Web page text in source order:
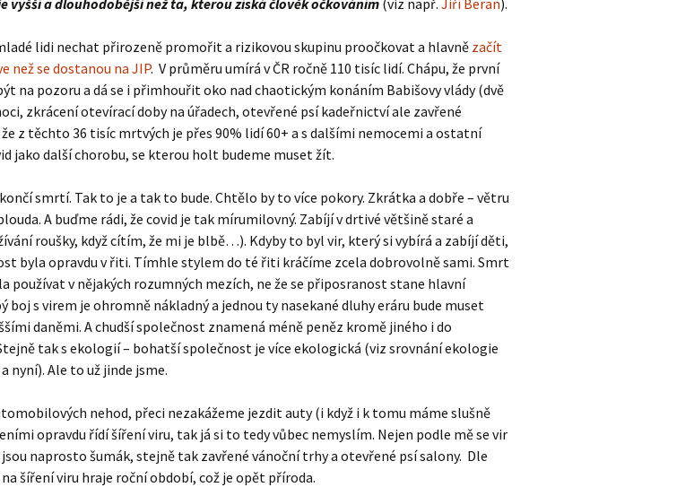
vyšší a dlouhodobější než ta, kterou získá člověk očkováním (viz např. Jiří Beran).
lidi nechat přirozeně promořit a rizikovou skupinu proočkovat a hlavně začít
než se dostanou na JIP. V průměru umírá v ČR ročně 110 tisíc lidí. Chápu, že první
na pozoru a dá se i přimhouřit oko nad chaotickým konáním Babišovy vlády (dvě
zkrácení otevírací doby na úřadech, otevřené psí kadeřnictví ale zavřené
z těchto 36 tisíc mrtvých je přes 90% lidí 60+ a s dalšími nemocemi a ostatní
jako další chorobu, se kterou holt budeme muset žít.
smrtí. Tak to je a tak to bude. Chtělo by to více pokory. Zkrátka a dobře – větru
A buďme rádi, že covid je tak mírumilovný. Zabíjí v drtivé většině staré a
roušky, když cítím, že mi je blbě…). Kdyby to byl vir, který si vybírá a zabíjí děti,
byla opravdu v řiti. Tímhle stylem do té řiti kráčíme zcela dobrovolně sami. Smrt
používat v nějakých rozumných mezích, ne že se připosranost stane hlavní
s virem je ohromně nákladný a jednou ty nasekané dluhy eráru bude muset
daněmi. A chudší společnost znamená méně peněz kromě jiného i do
tak s ekologií – bohatší společnost je více ekologická (viz srovnání ekologie
nyní). Ale to už jinde jsme.
nehod, přeci nezakážeme jezdit auty (i když i k tomu máme slušně
opravdu řídí šíření viru, tak já si to tedy vůbec nemyslím. Nejen podle mě se vir
naprosto šumák, stejně tak zavřené vánoční trhy a otevřené psí salony. Dle
šíření viru hraje roční období, což je opět příroda.